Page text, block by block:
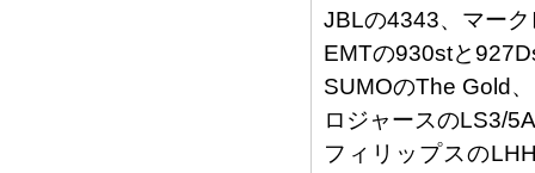
JBLの4343、マー
EMTの930stと
SUMOのThe Gold
ロジャースのLS3/
フィリップスの